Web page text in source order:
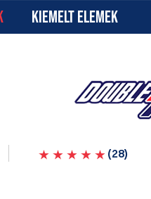
KIEMELT ELEMEK
(28)